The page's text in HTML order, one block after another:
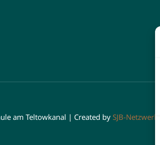
am Teltowkanal | Created by SJB-Netzwerk